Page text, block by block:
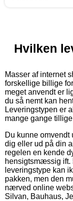
Hvilken
Masser af internet
forskellige billige
meget anvendt er
du så nemt kan
Leveringstypen er
mange gange
Du kunne omvendt
dig eller ud på din
regelen en kende
hensigtsmæssig ift.
leveringstype kan
pakken, men den
nærved online
Silvan, Bauhaus,